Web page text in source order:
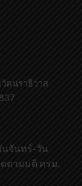
ดนราธิวาส
นจันทร์-วัน
ตามมติ ครม.